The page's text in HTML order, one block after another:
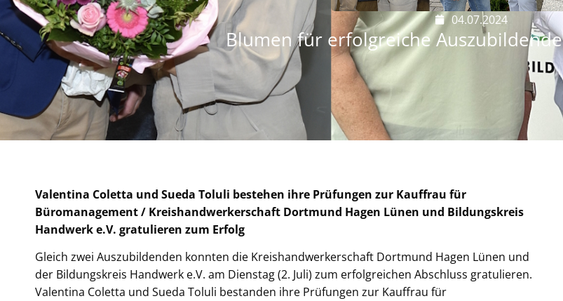
04.07.2024
Blumen für erfolgreiche Auszubildende
Valentina Coletta und Sueda Toluli bestehen ihre Prüfungen zur Kauffrau für
Büromanagement / Kreishandwerkerschaft Dortmund Hagen Lünen und Bildungskreis
Handwerk e.V. gratulieren zum Erfolg
Gleich zwei Auszubildenden konnten die Kreishandwerkerschaft Dortmund Hagen Lünen und
der Bildungskreis Handwerk e.V. am Dienstag (2. Juli) zum erfolgreichen Abschluss gratulieren.
Valentina Coletta und Sueda Toluli bestanden ihre Prüfungen zur Kauffrau für